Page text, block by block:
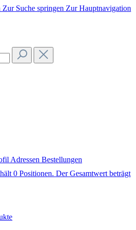
Zur Suche springen Zur Hauptnavigation
Adressen Bestellungen
0 Positionen. Der Gesamtwert beträgt